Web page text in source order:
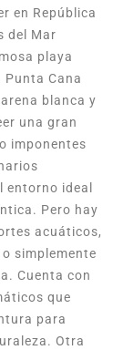
en República
del Mar
playa
Cana
blanca y
una gran
imponentes
ideal
Pero hay
acuáticos,
simplemente
Cuenta con
que
para
Otra